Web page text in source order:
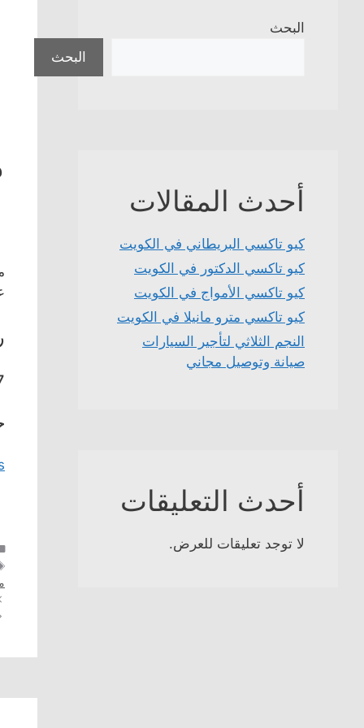
البحث
البحث
أحدث المقالات
كيو تاكسي البريطاني في الكويت
كيو تاكسي الدكتور في الكويت
كيو تاكسي الأمواج في الكويت
كيو تاكسي مترو مانيلا في الكويت
النجم الثلاثي لتأجير السيارات
صيانة وتوصيل مجاني
أحدث التعليقات
لا توجد تعليقات للعرض.